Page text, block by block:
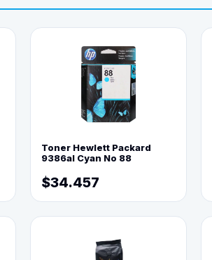
Toner Hewlett Packard
9386al Cyan No 88
$34.457